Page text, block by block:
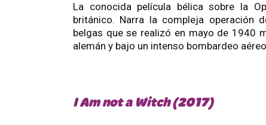
La conocida película bélica sobre la
británico. Narra la compleja operación
belgas que se realizó en mayo de 1940
alemán y bajo un intenso bombardeo
I Am not a Witch (2017)